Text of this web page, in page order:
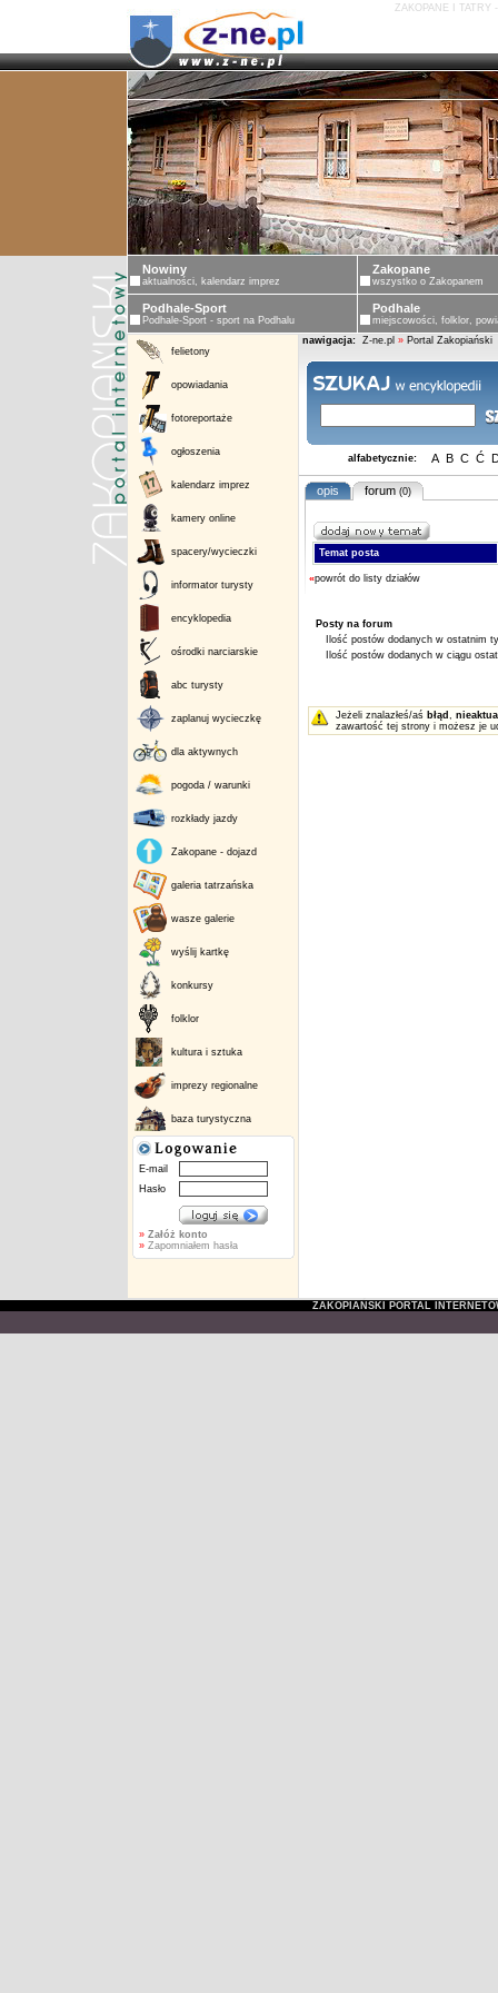
ZAKOPANE I TATRY
Nowiny
aktualności, kalendarz imprez
Zakopane
wszystko o Zakopanem
Podhale-Sport
Podhale-Sport - sport na Podhalu
Podhale
miejscowości, folklor,
felietony
opowiadania
fotoreportaże
ogłoszenia
kalendarz imprez
kamery online
spacery/wycieczki
informator turysty
encyklopedia
ośrodki narciarskie
abc turysty
zaplanuj wycieczkę
dla aktywnych
pogoda / warunki
rozkłady jazdy
Zakopane - dojazd
galeria tatrzańska
wasze galerie
wyślij kartkę
konkursy
folklor
kultura i sztuka
imprezy regionalne
baza turystyczna
E-mail
Hasło
» Załóż konto
»Zapomniałem hasła
nawigacja: Z-ne.pl » Portal Zakopiański
alfabetycznie: A B C Ć
opis forum (0)
Temat posta
«powrót do listy działów
Posty na forum
Ilość postów dodanych w ostatnim
Ilość postów dodanych w ciągu
Jeżeli znalazłeś/aś błąd ,
zawartość tej strony i możesz je
ZAKOPIAŃSKI PORTAL